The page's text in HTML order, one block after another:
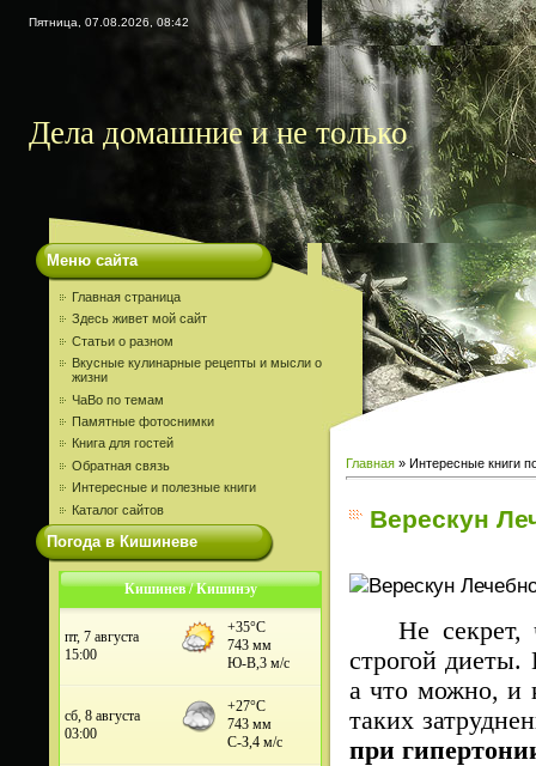
Пятница, 07.08.2026, 08:42
Дела домашние и не только
Меню сайта
Главная страница
Здесь живет мой сайт
Статьи о разном
Вкусные кулинарные рецепты и мысли о
жизни
ЧаВо по темам
Памятные фотоснимки
Книга для гостей
Обратная связь
Интересные и полезные книги
Каталог сайтов
Погода в Кишиневе
Кишинев / Кишинэу
Главная » Интересные книги
Верескун
Не секрет,
строгой диеты.
а что можно, и
таких
при